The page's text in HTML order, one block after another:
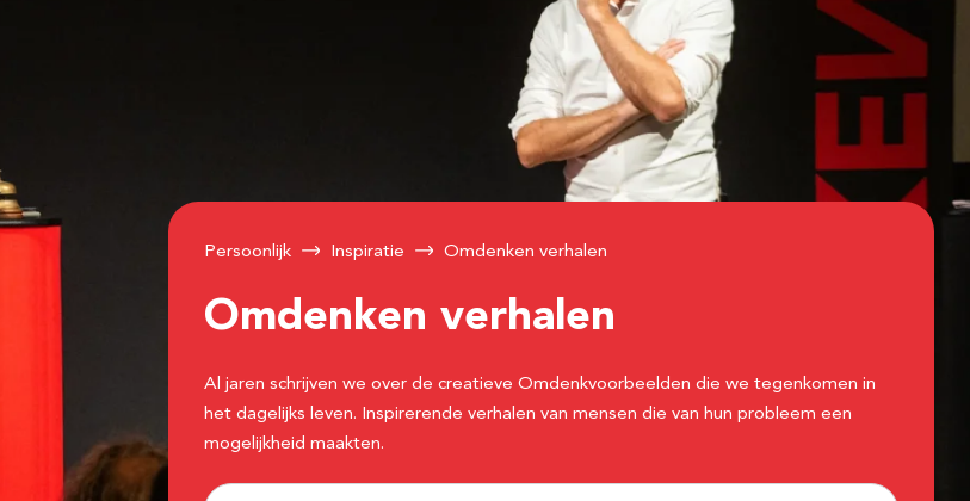
Persoonlijk Inspiratie Omdenken verhalen
Omdenken verhalen
Al jaren schrijven we over de creatieve Omdenkvoorbeelden die we tegenkomen in
het dagelijks leven. Inspirerende verhalen van mensen die van hun probleem een
mogelijkheid maakten.